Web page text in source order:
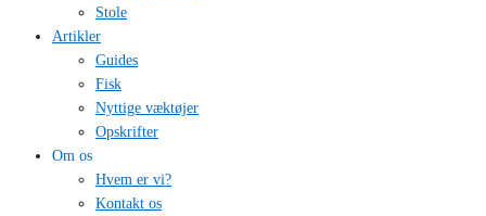
Stole
Artikler
Guides
Fisk
Nyttige væktøjer
Opskrifter
Om os
Hvem er vi?
Kontakt os